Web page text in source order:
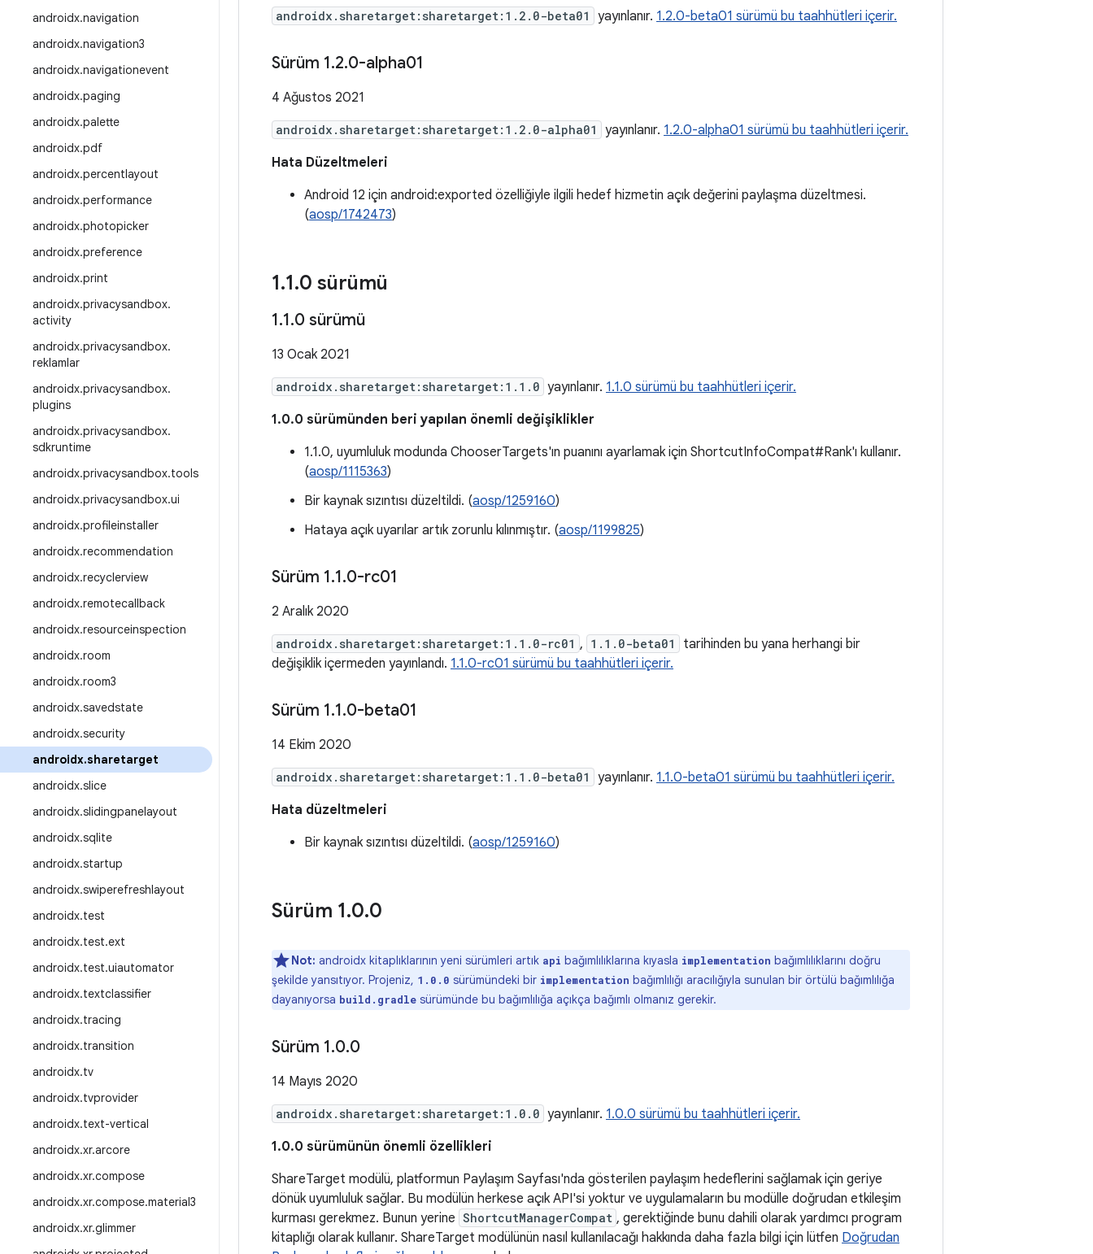
androidx.navigation
androidx.navigation3
androidx.navigationevent
androidx.paging
androidx.palette
androidx.pdf
androidx.percentlayout
androidx.performance
androidx.photopicker
androidx.preference
androidx.print
androidx.privacysandbox.
activity
androidx.privacysandbox.
reklamlar
androidx.privacysandbox.
plugins
androidx.privacysandbox.
sdkruntime
androidx.privacysandbox.tools
androidx.privacysandbox.ui
androidx.profileinstaller
androidx.recommendation
androidx.recyclerview
androidx.remotecallback
androidx.resourceinspection
androidx.room
androidx.room3
androidx.savedstate
androidx.security
androidx.sharetarget
androidx.slice
androidx.slidingpanelayout
androidx.sqlite
androidx.startup
androidx.swiperefreshlayout
androidx.test
androidx.test.ext
androidx.test.uiautomator
androidx.textclassifier
androidx.tracing
androidx.transition
androidx.tv
androidx.tvprovider
androidx.text-vertical
androidx.xr.arcore
androidx.xr.compose
androidx.xr.compose.material3
androidx.xr.glimmer
androidx.sharetarget:sharetarget:1.2.0-beta01 yayınlanır. 1.2.0-beta01 sürümü bu taahhütleri içerir.
Sürüm 1.2.0-alpha01
4 Ağustos 2021
androidx.sharetarget:sharetarget:1.2.0-alpha01 yayınlanır. 1.2.0-alpha01 sürümü bu taahhütleri içerir.
Hata Düzeltmeleri
Android 12 için android:exported özelliğiyle ilgili hedef hizmetin açık değerini paylaşma düzeltmesi.
(aosp/1742473)
1.1.0 sürümü
1.1.0 sürümü
13 Ocak 2021
androidx.sharetarget:sharetarget:1.1.0 yayınlanır. 1.1.0 sürümü bu taahhütleri içerir.
1.0.0 sürümünden beri yapılan önemli değişiklikler
1.1.0, uyumluluk modunda ChooserTargets'ın puanını ayarlamak için ShortcutInfoCompat#Rank'ı kullanır.
(aosp/1115363)
Bir kaynak sızıntısı düzeltildi. (aosp/1259160)
Hataya açık uyarılar artık zorunlu kılınmıştır. (aosp/1199825)
Sürüm 1.1.0-rc01
2 Aralık 2020
androidx.sharetarget:sharetarget:1.1.0-rc01 , 1.1.0-beta01
tarihinden bu yana herhangi bir
değişiklik içermeden yayınlandı. 1.1.0-rc01 sürümü bu taahhütleri içerir.
Sürüm 1.1.0-beta01
14 Ekim 2020
androidx.sharetarget:sharetarget:1.1.0-beta01 yayınlanır. 1.1.0-beta01 sürümü bu taahhütleri içerir.
Hata düzeltmeleri
Bir kaynak sızıntısı düzeltildi. (aosp/1259160)
Sürüm 1.0.0
Not: androidx kitaplıklarının yeni sürümleri artık api bağımlılıklarına kıyasla implementation bağımlılıklarını doğru
şekilde yansıtıyor. Projeniz, 1.0.0 sürümündeki bir implementation bağımlılığı aracılığıyla sunulan bir örtülü bağımlılığa
dayanıyorsa build.gradle sürümünde bu bağımlılığa açıkça bağımlı olmanız gerekir.
Sürüm 1.0.0
14 Mayıs 2020
androidx.sharetarget:sharetarget:1.0.0 yayınlanır. 1.0.0 sürümü bu taahhütleri içerir.
1.0.0 sürümünün önemli özellikleri
ShareTarget modülü, platformun Paylaşım Sayfası'nda gösterilen paylaşım hedeflerini sağlamak için geriye
dönük uyumluluk sağlar. Bu modülün herkese açık API'si yoktur ve uygulamaların bu modülle doğrudan etkileşim
kurması gerekmez. Bunun yerine ShortcutManagerCompat , gerektiğinde bunu dahili olarak yardımcı program
kitaplığı olarak kullanır. ShareTarget modülünün nasıl kullanılacağı hakkında daha fazla bilgi için lütfen Doğrudan